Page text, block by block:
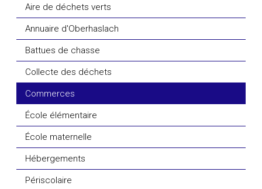
Aire de déchets verts
Annuaire d'Oberhaslach
Battues de chasse
Collecte des déchets
Commerces
École élémentaire
École maternelle
Hébergements
Périscolaire